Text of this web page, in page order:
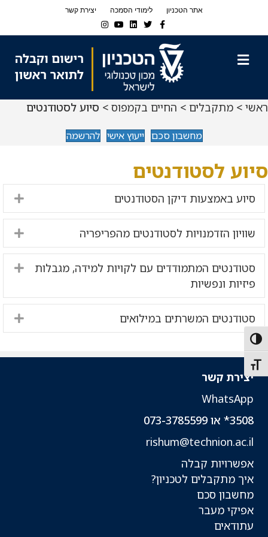
Toggle High Contrast
Toggle Font size
אתר הטכניון לימודי הסמכה
יצירת קשר
Facebook
Twitter
Linkedin
Youtube
Instagram
ראשי > מתקבלים > החיים בקמפוס > סיוע לסטודנטים
מחשבון סכם ייעוץ אישי להרשמה
סיוע לסטודנטים
סיוע באמצעות דיקן הסטודנטים
שוויון הזדמנויות לסטודנטים מהפריפריה
סטודנטים המתמודדים עם לקויות למידה, מגבלות
פיזיות ונפשיות
סטודנטים המשרתים במילואים
יצירת קשר
WhatsApp
3508* או 073-3785599
rishum@technion.ac.il
אפשרויות קבלה
איך מתקבלים לטכניון?
מחשבון סכם
אפיקי מעבר
עתודאים